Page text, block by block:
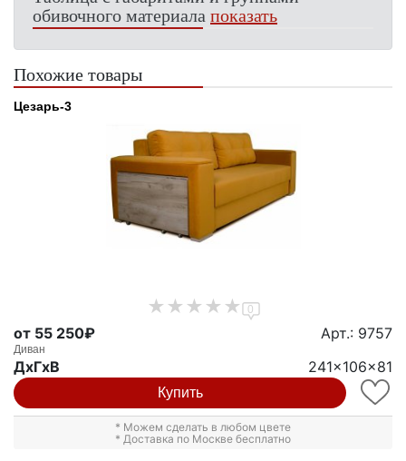
обивочного материалапоказать
Похожие товары
Цезарь-3
0
от 55 250₽ Арт.: 9757
Диван
ДxГxВ 241x106x81
Купить
* Можем сделать в любом цвете
* Доставка по Москве бесплатно